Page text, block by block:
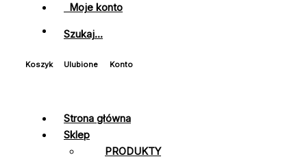
Moje konto
Szukaj...
Koszyk Ulubione Konto
Strona główna
Sklep
PRODUKTY